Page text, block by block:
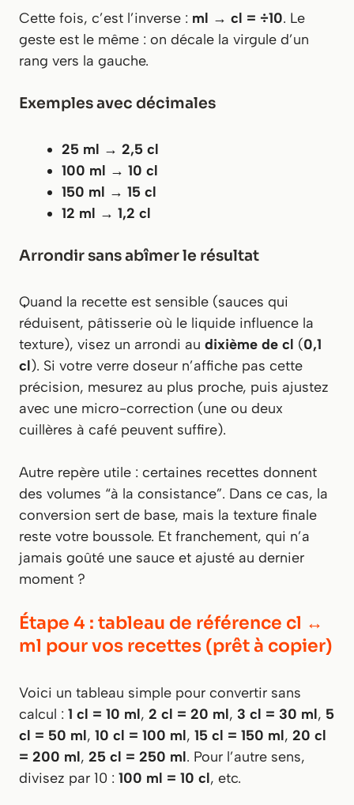
Cette fois, c’est l’inverse : ml → cl = ÷10. Le
geste est le même : on décale la virgule d’un
rang vers la gauche.
Exemples avec décimales
25 ml → 2,5 cl
100 ml → 10 cl
150 ml → 15 cl
12 ml → 1,2 cl
Arrondir sans abîmer le résultat
Quand la recette est sensible (sauces qui
réduisent, pâtisserie où le liquide influence la
texture), visez un arrondi au dixième de cl (0,1
cl). Si votre verre doseur n’affiche pas cette
précision, mesurez au plus proche, puis ajustez
avec une micro-correction (une ou deux
cuillères à café peuvent suffire).
Autre repère utile : certaines recettes donnent
des volumes “à la consistance”. Dans ce cas, la
conversion sert de base, mais la texture finale
reste votre boussole. Et franchement, qui n’a
jamais goûté une sauce et ajusté au dernier
moment ?
Étape 4 : tableau de référence cl ↔
ml pour vos recettes (prêt à copier)
Voici un tableau simple pour convertir sans
calcul : 1 cl = 10 ml, 2 cl = 20 ml, 3 cl = 30 ml, 5
cl = 50 ml, 10 cl = 100 ml, 15 cl = 150 ml, 20 cl
= 200 ml, 25 cl = 250 ml. Pour l’autre sens,
divisez par 10 : 100 ml = 10 cl, etc.